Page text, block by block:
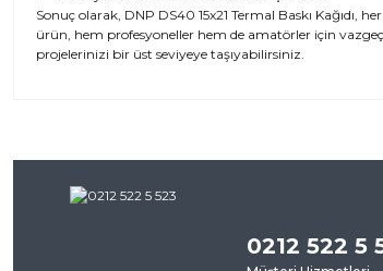
Sonuç olarak, DNP DS40 15x21 Termal Baskı Kağıdı,
ürün, hem profesyoneller hem de amatörler için
projelerinizi bir üst seviyeye taşıyabilirsiniz.
Görüş ve önerileriniz için teşekkür ederiz.
Ürün resmi kalitesiz, bozuk veya0212 522 5